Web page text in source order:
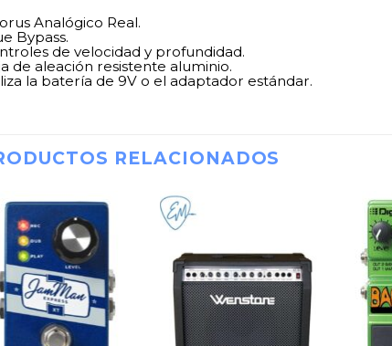
Analógico Real.
Bypass.
de velocidad y profundidad.
de aleación resistente aluminio.
la batería de 9V o el adaptador estándar.
RELACIONADOS